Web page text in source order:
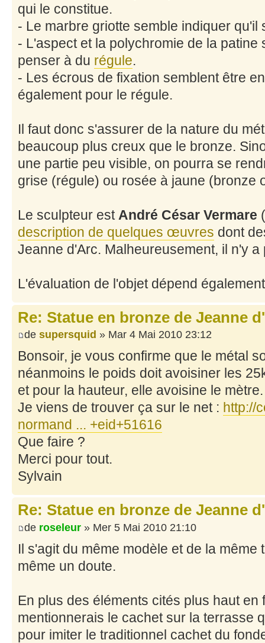
qui le constitue.
- Le marbre griotte semble indiquer qu'il
- L'aspect et la polychromie de la patine
penser à du régule.
- Les écrous de fixation semblent être
également pour le régule.
Il faut donc s'assurer de la nature du
beaucoup plus creux que le bronze.
une partie peu visible, on pourra se
grise (régule) ou rosée à jaune (bronze
Le sculpteur est André César Vermare
description de quelques œuvres dont
Jeanne d'Arc. Malheureusement, il n'y a
L'évaluation de l'objet dépend
Re: Statue en bronze de Jeanne
de supersquid » Mar 4 Mai 2010 23:12
Bonsoir, je vous confirme que le métal
néanmoins le poids doit avoisiner les
et pour la hauteur, elle avoisine le mètre.
Je viens de trouver ça sur le net : http://
normand ... +eid+51616
Que faire ?
Merci pour tout.
Sylvain
Re: Statue en bronze de Jeanne
de roseleur » Mer 5 Mai 2010 21:10
Il s'agit du même modèle et de la même
même un doute.
En plus des éléments cités plus haut en
mentionnerais le cachet sur la terrasse
pour imiter le traditionnel cachet du